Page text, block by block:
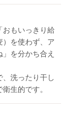
おもいっきり給
を使わず、ア
を分かち合え
洗ったり干し
生的です。